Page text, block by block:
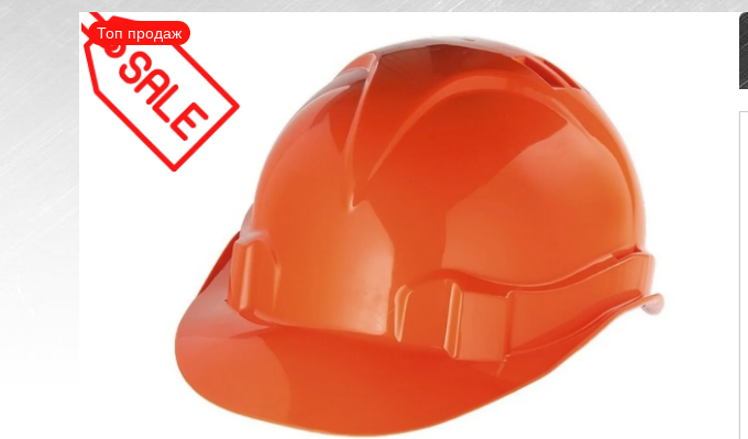
Топ продаж